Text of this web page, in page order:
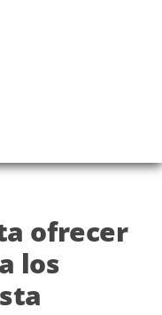
ofrecer
los